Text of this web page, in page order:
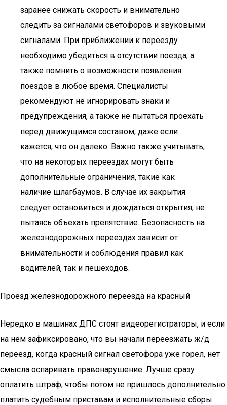
заранее снижать скорость и внимательно
следить за сигналами светофоров и звуковыми
сигналами. При приближении к переезду
необходимо убедиться в отсутствии поезда, а
также помнить о возможности появления
поездов в любое время. Специалисты
рекомендуют не игнорировать знаки и
предупреждения, а также не пытаться проехать
перед движущимся составом, даже если
кажется, что он далеко. Важно также учитывать,
что на некоторых переездах могут быть
дополнительные ограничения, такие как
наличие шлагбаумов. В случае их закрытия
следует остановиться и дождаться открытия, не
пытаясь объехать препятствие. Безопасность на
железнодорожных переездах зависит от
внимательности и соблюдения правил как
водителей, так и пешеходов.
Проезд железнодорожного переезда на красный
Нередко в машинах ДПС стоят видеорегистраторы, и если
на нем зафиксировано, что вы начали переезжать ж/д
переезд, когда красный сигнал светофора уже горел, нет
смысла оспаривать правонарушение. Лучше сразу
оплатить штраф, чтобы потом не пришлось дополнительно
платить судебным приставам и исполнительные сборы.